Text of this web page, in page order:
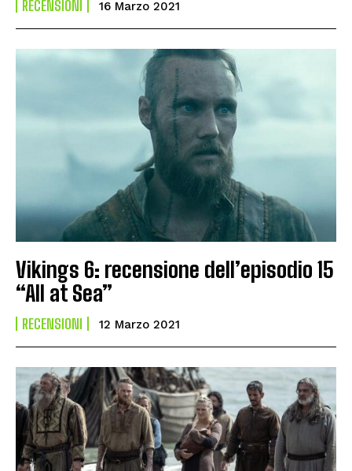
RECENSIONI 16 Marzo 2021
Vikings 6: recensione dell’episodio 15
“All at Sea”
RECENSIONI 12 Marzo 2021